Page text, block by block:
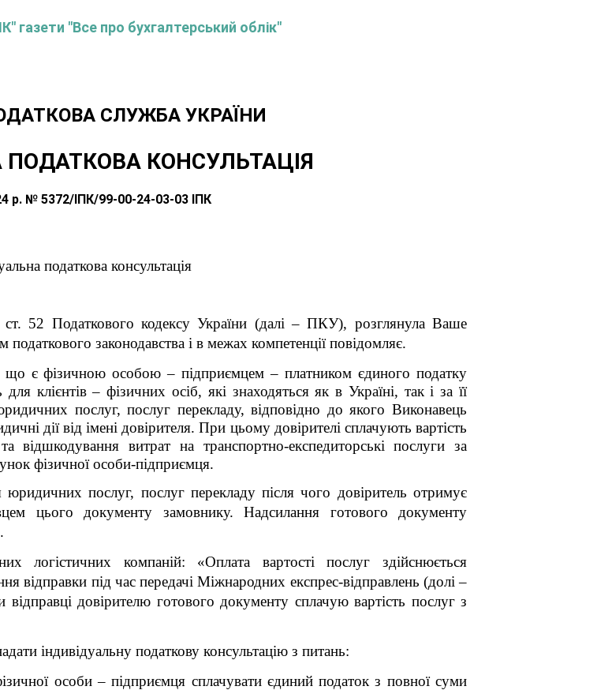
газети "Все про бухгалтерський облік"
СЛУЖБА УКРАЇНИ
ПОДАТКОВА КОНСУЛЬТАЦІЯ
р. № 5372/ІПК/99-00-24-03-03 ІПК
податкова консультація
52 Податкового кодексу України (далі – ПКУ), розглянула Ваше
законодавства і в межах компетенції повідомляє.
що є фізичною особою – підприємцем – платником єдиного податку
для клієнтів– фізичних ociб, які знаходяться як в Україні, так i за її
послуг, послуг перекладу, відповідно до якого Виконавець
дії від iмeнi довірителя. При цьому довірителі сплачують вартість
відшкодування витрат на транспортно-експедиторські послуги за
фізичної особи-підприємця.
послуг, послуг перекладу після чого довіритель отримує
цього документу замовнику. Надсилання готового документу
логістичних компаній: «Оплата вартості послуг здійснюється
відправки під час передачі Міжнародних експрес-відправлень (долі –
довірителю готового документу сплачую вартість послуг з
індивідуальну податкову консультацію з питань:
особи – підприємця сплачувати єдиний податок з повної суми